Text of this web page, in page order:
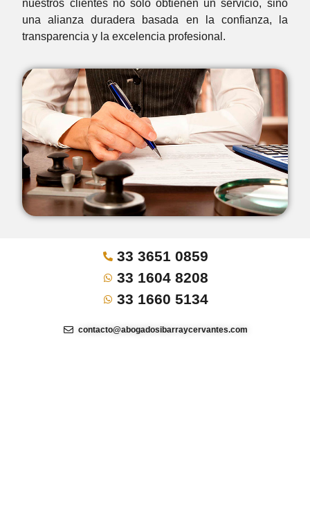
nuestros clientes no solo obtienen un servicio, sino
una alianza duradera basada en la confianza, la
transparencia y la excelencia profesional.
33 3651 0859
33 1604 8208
33 1660 5134
contacto@abogadosibarraycervantes.com